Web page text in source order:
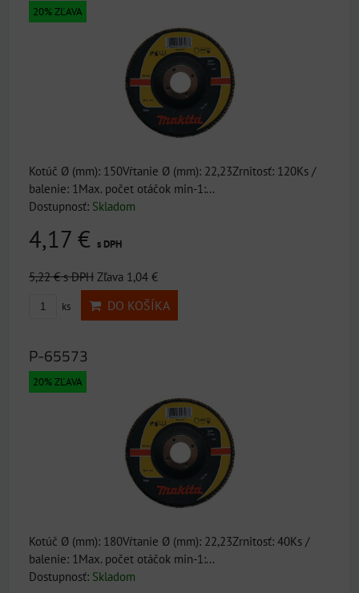
20% ZĽAVA
Kotúč Ø (mm): 150Vŕtanie Ø (mm): 22,23Zrnitosť: 120Ks /
balenie: 1Max. počet otáčok min-1:...
Dostupnosť: Skladom
4,17 € s DPH
5,22 €s DPH Zľava 1,04 €
ks DO KOŠÍKA
P-65573
20% ZĽAVA
Kotúč Ø (mm): 180Vŕtanie Ø (mm): 22,23Zrnitosť: 40Ks /
balenie: 1Max. počet otáčok min-1:...
Dostupnosť: Skladom